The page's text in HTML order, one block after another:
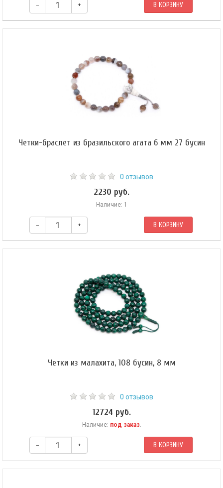
– + В КОРЗИНУ
Четки-браслет из бразильского агата 6 мм 27 бусин
0 отзывов
2230 руб.
Наличие: 1
– + В КОРЗИНУ
Четки из малахита, 108 бусин, 8 мм
0 отзывов
12724 руб.
Наличие: под заказ.
– + В КОРЗИНУ
Классические буддийские четки из конголезского малахита. Форма